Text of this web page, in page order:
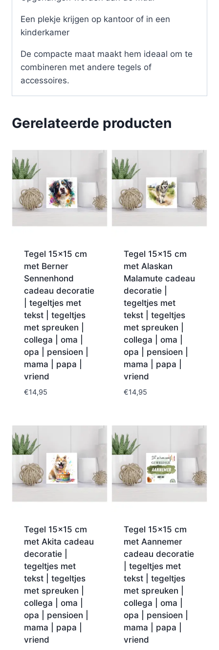
Een plekje krijgen op kantoor of in een
kinderkamer
De compacte maat maakt hem ideaal om te
combineren met andere tegels of
accessoires.
Gerelateerde producten
Tegel 15×15 cm
met Berner
Sennenhond
cadeau decoratie
| tegeltjes met
tekst | tegeltjes
met spreuken |
collega | oma |
opa | pensioen |
mama | papa |
vriend
€14,95
Tegel 15×15 cm
met Alaskan
Malamute cadeau
decoratie |
tegeltjes met
tekst | tegeltjes
met spreuken |
collega | oma |
opa | pensioen |
mama | papa |
vriend
€14,95
Tegel 15×15 cm
met Akita cadeau
decoratie |
tegeltjes met
tekst | tegeltjes
met spreuken |
collega | oma |
opa | pensioen |
mama | papa |
vriend
Tegel 15×15 cm
met Aannemer
cadeau decoratie
| tegeltjes met
tekst | tegeltjes
met spreuken |
collega | oma |
opa | pensioen |
mama | papa |
vriend